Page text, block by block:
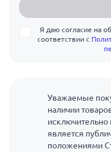
Я даю согласие на
соответствии с
Уважаемые
наличии
является
положениями